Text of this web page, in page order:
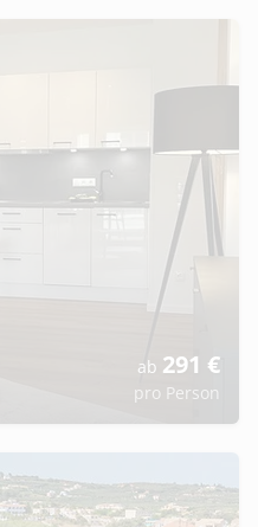
ab 291 €
pro Person